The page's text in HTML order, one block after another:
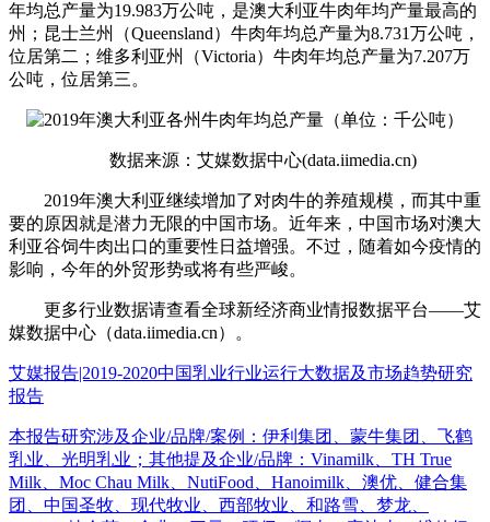
年均总产量为19.983万公吨，是澳大利亚牛肉年均产量最高的
州；昆士兰州（Queensland）牛肉年均总产量为8.731万公吨，
位居第二；维多利亚州（Victoria）牛肉年均总产量为7.207万
公吨，位居第三。
数据来源：艾媒数据中心(data.iimedia.cn)
2019年澳大利亚继续增加了对肉牛的养殖规模，而其中重
要的原因就是潜力无限的中国市场。近年来，中国市场对澳大
利亚谷饲牛肉出口的重要性日益增强。不过，随着如今疫情的
影响，今年的外贸形势或将有些严峻。
更多行业数据请查看全球新经济商业情报数据平台——艾
媒数据中心（data.iimedia.cn）。
艾媒报告|2019-2020中国乳业行业运行大数据及市场趋势研究
报告
本报告研究涉及企业/品牌/案例：伊利集团、蒙牛集团、飞鹤
乳业、光明乳业；其他提及企业/品牌：Vinamilk、TH True
Milk、Moc Chau Milk、NutiFood、Hanoimilk、澳优、健合集
团、中国圣牧、现代牧业、西部牧业、和路雪、梦龙、